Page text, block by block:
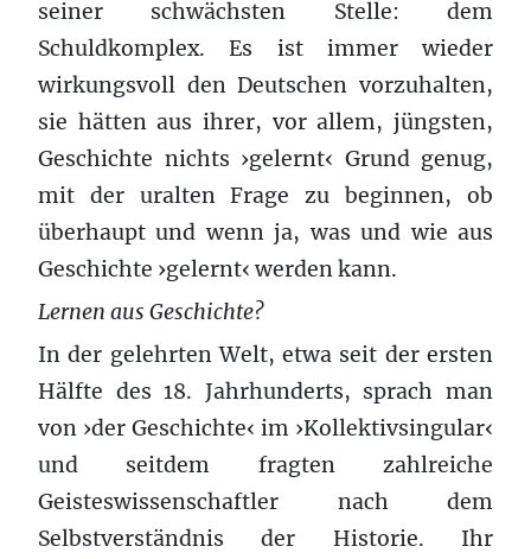
seiner schwächsten Stelle: dem
Schuldkomplex. Es ist immer wieder
wirkungsvoll den Deutschen vorzuhalten,
sie hätten aus ihrer, vor allem, jüngsten,
Geschichte nichts ›gelernt‹ Grund genug,
mit der uralten Frage zu beginnen, ob
überhaupt und wenn ja, was und wie aus
Geschichte ›gelernt‹ werden kann.
Lernen aus Geschichte?
In der gelehrten Welt, etwa seit der ersten
Hälfte des 18. Jahrhunderts, sprach man
von ›der Geschichte‹ im ›Kollektivsingular‹
und seitdem fragten zahlreiche
Geisteswissenschaftler nach dem
Selbstverständnis der Historie. Ihr